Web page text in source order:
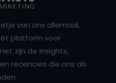
van ons allemaal,
platform voor
zijn de insights,
recencies die ons als